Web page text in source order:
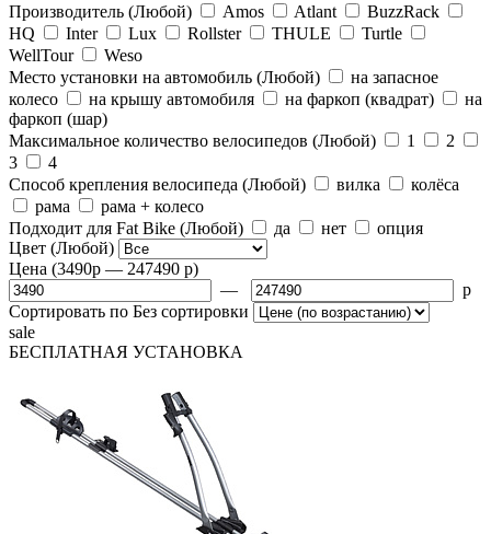
Производитель (Любой) Amos Atlant
BuzzRack
HQ
Inter Lux Rollster THULE
Turtle
WellTour
Weso
Место установки на автомобиль (Любой)
на запасное
колесо
на крышу автомобиля на фаркоп (квадрат)
на
фаркоп (шар)
Максимальное количество велосипедов (Любой) 1
2
3
4
Способ крепления велосипеда (Любой) вилка
колёса
рама
рама + колесо
Подходит для Fat Bike (Любой) да нет
опция
Цвет (Любой)
Цена (3490p — 247490 p)
—
p
Сортировать по Без сортировки
sale
БЕСПЛАТНАЯ УСТАНОВКА